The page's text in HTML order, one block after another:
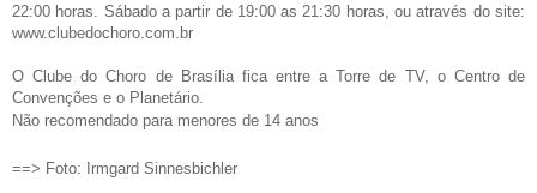
22:00 horas. Sábado a partir de 19:00 as 21:30 horas, ou através do site:
www.clubedochoro.com.br
O Clube do Choro de Brasília fica entre a Torre de TV, o Centro de
Convenções e o Planetário.
Não recomendado para menores de 14 anos
==> Foto: Irmgard Sinnesbichler